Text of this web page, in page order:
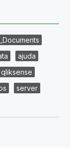
ajuda
qliksense
server